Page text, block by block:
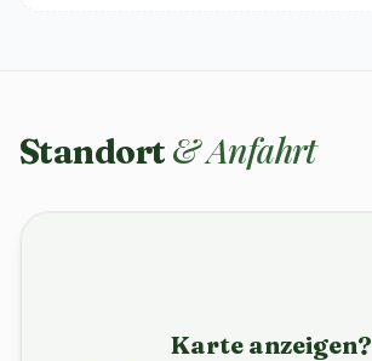
Standort & Anfahrt
Karte anzeigen?